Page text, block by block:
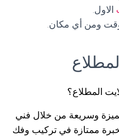
الاول.
ومن أي مكان.
المطلاع؟
وسريعة من خلال فني
ممتازة في تركيب وفك